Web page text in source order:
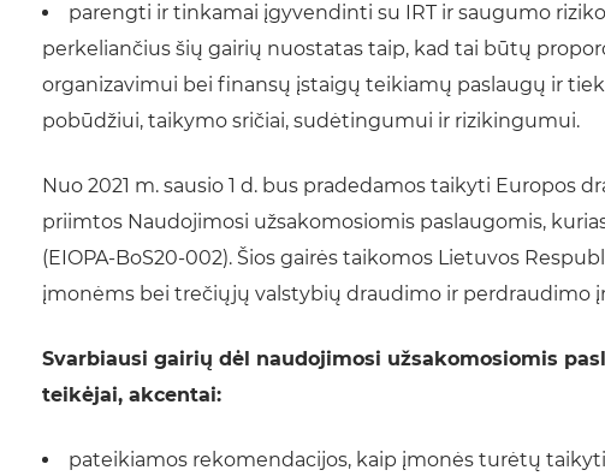
parengti ir tinkamai įgyvendinti su IRT ir saugumo
perkeliančius šių gairių nuostatas taip, kad tai būtų
organizavimui bei finansų įstaigų teikiamų paslaugų ir
pobūdžiui, taikymo sričiai, sudėtingumui ir rizikingumui.
Nuo 2021 m. sausio 1 d. bus pradedamos taikyti Europos
priimtos Naudojimosi užsakomosiomis paslaugomis,
(EIOPA-BoS20-002). Šios gairės taikomos Lietuvos
įmonėms bei trečiųjų valstybių draudimo ir perdraudimo
Svarbiausi gairių dėl naudojimosi užsakomosiomis
teikėjai, akcentai:
pateikiamos rekomendacijos, kaip įmonės turėtų